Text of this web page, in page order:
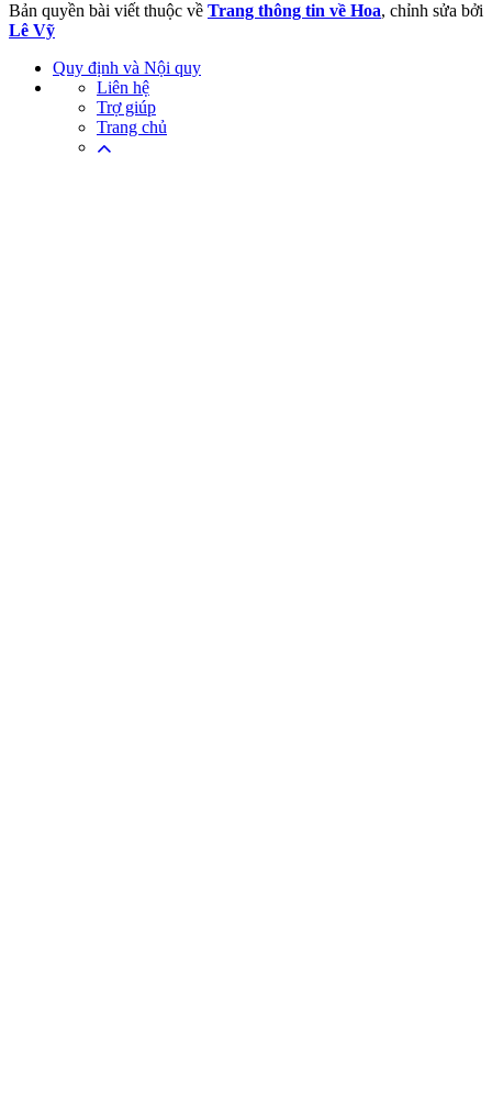
Bản quyền bài viết thuộc về Trang thông tin về Hoa, chỉnh sửa bởi
Lê Vỹ
Quy định và Nội quy
Liên hệ
Trợ giúp
Trang chủ